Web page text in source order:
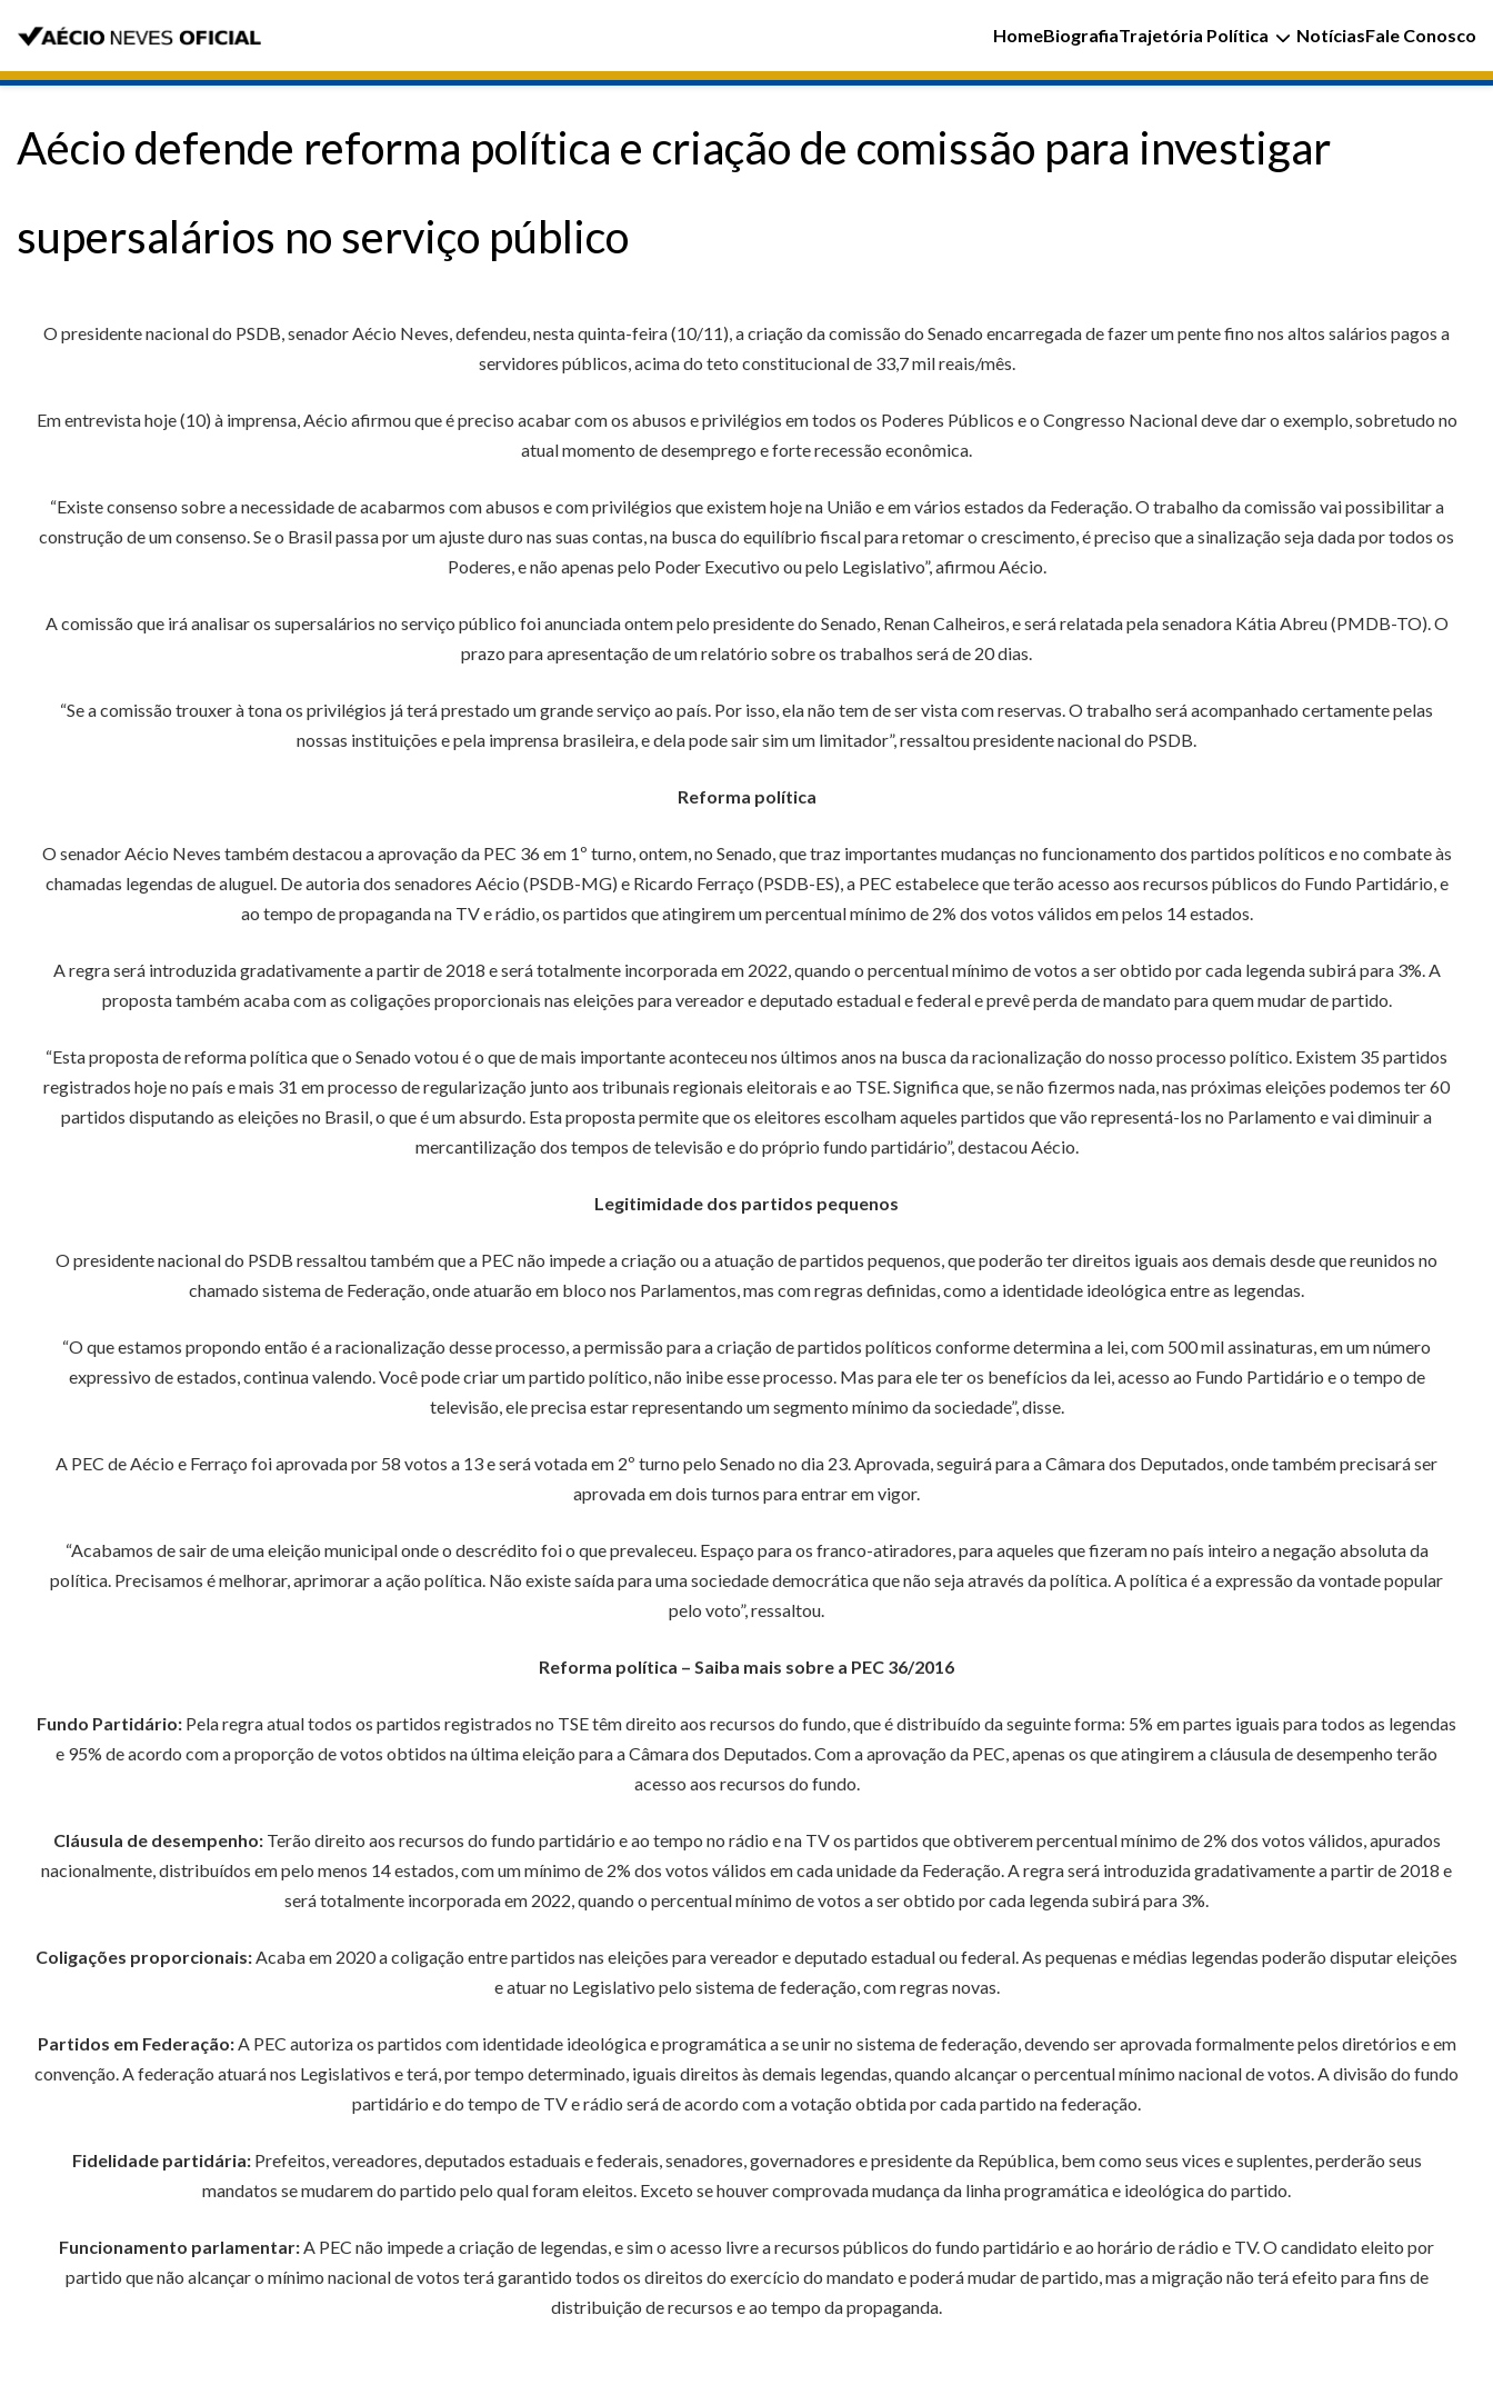
HomeBiografiaTrajetória Política NotíciasFale Conosco
Aécio defende reforma política e criação de comissão para investigar
supersalários no serviço público
O presidente nacional do PSDB, senador Aécio Neves, defendeu, nesta quinta-feira (10/11), a criação da comissão do Senado encarregada de fazer um pente fino nos altos salários pagos a
servidores públicos, acima do teto constitucional de 33,7 mil reais/mês.
Em entrevista hoje (10) à imprensa, Aécio afirmou que é preciso acabar com os abusos e privilégios em todos os Poderes Públicos e o Congresso Nacional deve dar o exemplo, sobretudo no
atual momento de desemprego e forte recessão econômica.
“Existe consenso sobre a necessidade de acabarmos com abusos e com privilégios que existem hoje na União e em vários estados da Federação. O trabalho da comissão vai possibilitar a
construção de um consenso. Se o Brasil passa por um ajuste duro nas suas contas, na busca do equilíbrio fiscal para retomar o crescimento, é preciso que a sinalização seja dada por todos os
Poderes, e não apenas pelo Poder Executivo ou pelo Legislativo”, afirmou Aécio.
A comissão que irá analisar os supersalários no serviço público foi anunciada ontem pelo presidente do Senado, Renan Calheiros, e será relatada pela senadora Kátia Abreu (PMDB-TO). O
prazo para apresentação de um relatório sobre os trabalhos será de 20 dias.
“Se a comissão trouxer à tona os privilégios já terá prestado um grande serviço ao país. Por isso, ela não tem de ser vista com reservas. O trabalho será acompanhado certamente pelas
nossas instituições e pela imprensa brasileira, e dela pode sair sim um limitador”, ressaltou presidente nacional do PSDB.
Reforma política
O senador Aécio Neves também destacou a aprovação da PEC 36 em 1º turno, ontem, no Senado, que traz importantes mudanças no funcionamento dos partidos políticos e no combate às
chamadas legendas de aluguel. De autoria dos senadores Aécio (PSDB-MG) e Ricardo Ferraço (PSDB-ES), a PEC estabelece que terão acesso aos recursos públicos do Fundo Partidário, e
ao tempo de propaganda na TV e rádio, os partidos que atingirem um percentual mínimo de 2% dos votos válidos em pelos 14 estados.
A regra será introduzida gradativamente a partir de 2018 e será totalmente incorporada em 2022, quando o percentual mínimo de votos a ser obtido por cada legenda subirá para 3%. A
proposta também acaba com as coligações proporcionais nas eleições para vereador e deputado estadual e federal e prevê perda de mandato para quem mudar de partido.
“Esta proposta de reforma política que o Senado votou é o que de mais importante aconteceu nos últimos anos na busca da racionalização do nosso processo político. Existem 35 partidos
registrados hoje no país e mais 31 em processo de regularização junto aos tribunais regionais eleitorais e ao TSE. Significa que, se não fizermos nada, nas próximas eleições podemos ter 60
partidos disputando as eleições no Brasil, o que é um absurdo. Esta proposta permite que os eleitores escolham aqueles partidos que vão representá-los no Parlamento e vai diminuir a
mercantilização dos tempos de televisão e do próprio fundo partidário”, destacou Aécio.
Legitimidade dos partidos pequenos
O presidente nacional do PSDB ressaltou também que a PEC não impede a criação ou a atuação de partidos pequenos, que poderão ter direitos iguais aos demais desde que reunidos no
chamado sistema de Federação, onde atuarão em bloco nos Parlamentos, mas com regras definidas, como a identidade ideológica entre as legendas.
“O que estamos propondo então é a racionalização desse processo, a permissão para a criação de partidos políticos conforme determina a lei, com 500 mil assinaturas, em um número
expressivo de estados, continua valendo. Você pode criar um partido político, não inibe esse processo. Mas para ele ter os benefícios da lei, acesso ao Fundo Partidário e o tempo de
televisão, ele precisa estar representando um segmento mínimo da sociedade”, disse.
A PEC de Aécio e Ferraço foi aprovada por 58 votos a 13 e será votada em 2º turno pelo Senado no dia 23. Aprovada, seguirá para a Câmara dos Deputados, onde também precisará ser
aprovada em dois turnos para entrar em vigor.
“Acabamos de sair de uma eleição municipal onde o descrédito foi o que prevaleceu. Espaço para os franco-atiradores, para aqueles que fizeram no país inteiro a negação absoluta da
política. Precisamos é melhorar, aprimorar a ação política. Não existe saída para uma sociedade democrática que não seja através da política. A política é a expressão da vontade popular
pelo voto”, ressaltou.
Reforma política – Saiba mais sobre a PEC 36/2016
Fundo Partidário: Pela regra atual todos os partidos registrados no TSE têm direito aos recursos do fundo, que é distribuído da seguinte forma: 5% em partes iguais para todos as legendas
e 95% de acordo com a proporção de votos obtidos na última eleição para a Câmara dos Deputados. Com a aprovação da PEC, apenas os que atingirem a cláusula de desempenho terão
acesso aos recursos do fundo.
Cláusula de desempenho:Terão direito aos recursos do fundo partidário e ao tempo no rádio e na TV os partidos que obtiverem percentual mínimo de 2% dos votos válidos, apurados
nacionalmente, distribuídos em pelo menos 14 estados, com um mínimo de 2% dos votos válidos em cada unidade da Federação. A regra será introduzida gradativamente a partir de 2018 e
será totalmente incorporada em 2022, quando o percentual mínimo de votos a ser obtido por cada legenda subirá para 3%.
Coligações proporcionais:Acaba em 2020 a coligação entre partidos nas eleições para vereador e deputado estadual ou federal. As pequenas e médias legendas poderão disputar eleições
e atuar no Legislativo pelo sistema de federação, com regras novas.
Partidos em Federação:A PEC autoriza os partidos com identidade ideológica e programática a se unir no sistema de federação, devendo ser aprovada formalmente pelos diretórios e em
convenção. A federação atuará nos Legislativos e terá, por tempo determinado, iguais direitos às demais legendas, quando alcançar o percentual mínimo nacional de votos. A divisão do fundo
partidário e do tempo de TV e rádio será de acordo com a votação obtida por cada partido na federação.
Fidelidade partidária:Prefeitos, vereadores, deputados estaduais e federais, senadores, governadores e presidente da República, bem como seus vices e suplentes, perderão seus
mandatos se mudarem do partido pelo qual foram eleitos. Exceto se houver comprovada mudança da linha programática e ideológica do partido.
Funcionamento parlamentar:A PEC não impede a criação de legendas, e sim o acesso livre a recursos públicos do fundo partidário e ao horário de rádio e TV. O candidato eleito por
partido que não alcançar o mínimo nacional de votos terá garantido todos os direitos do exercício do mandato e poderá mudar de partido, mas a migração não terá efeito para fins de
distribuição de recursos e ao tempo da propaganda.